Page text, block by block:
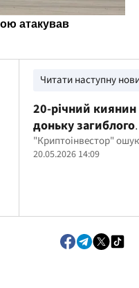
Читати наступну
20-річний киянин
доньку загиблого
військового і
тисяч гривень
"Криптоінвестор"
20.05.2026 14:09